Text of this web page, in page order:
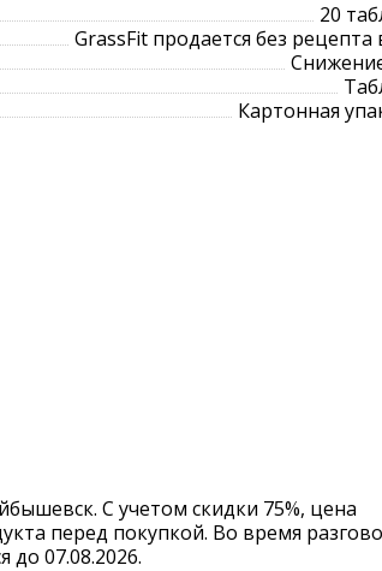
20
GrassFit продается без рецепта
Картонная
С учетом скидки 75%, цена
перед покупкой. Во время
07.08.2026.